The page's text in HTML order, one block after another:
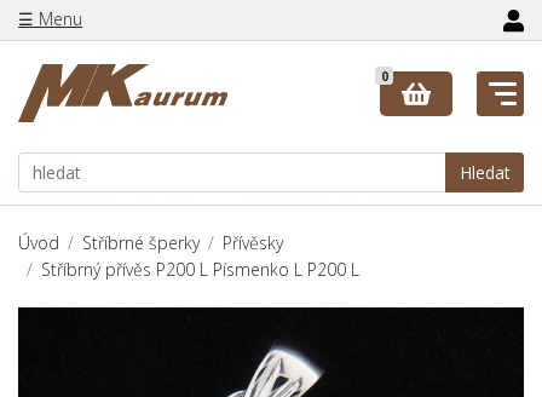
☰ Menu
Hledat
0
Úvod Stříbrné šperky
Přívěsky
Stříbrný přívěs P200 L Písmenko L P200 L